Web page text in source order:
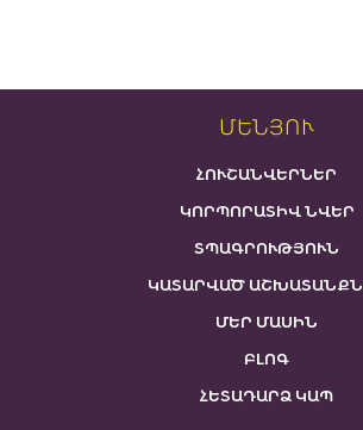
ՄԵՆՅՈՒ
ՀՈՒՇԱՆՎԵՐՆԵՐ
ԿՈՐՊՈՐԱՏԻՎ ՆՎԵՐ
ՏՊԱԳՐՈՒԹՅՈՒՆ
ԿԱՏԱՐՎԱԾ
ՄԵՐ ՄԱՍԻՆ
ԲԼՈԳ
ՀԵՏԱԴԱՐՁ ԿԱՊ